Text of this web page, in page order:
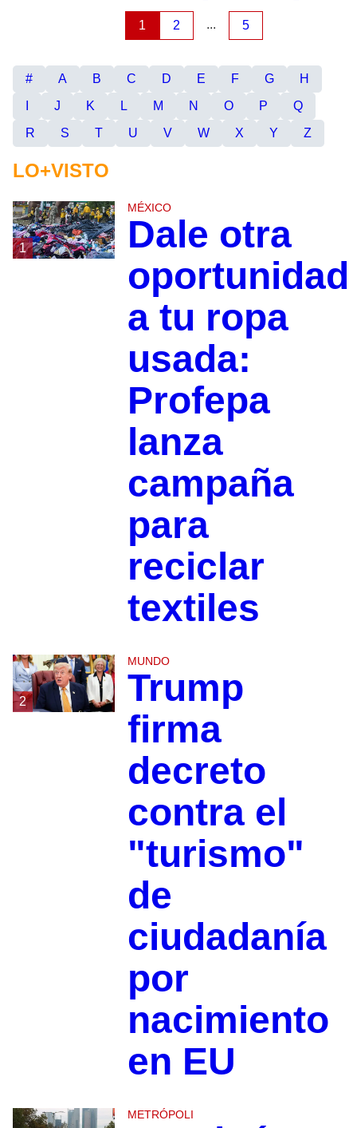
1 2 ... 5
# A B C D E F G
H
J K L M N O P
Q
R
S T U V W X Y Z
LO+VISTO
1
MÉXICO
Dale otra
oportunidad
a tu ropa
usada:
Profepa
lanza
campaña
para
reciclar
textiles
2
MUNDO
Trump
firma
decreto
contra el
"turismo"
de
ciudadanía
por
nacimiento
en EU
METRÓPOLI